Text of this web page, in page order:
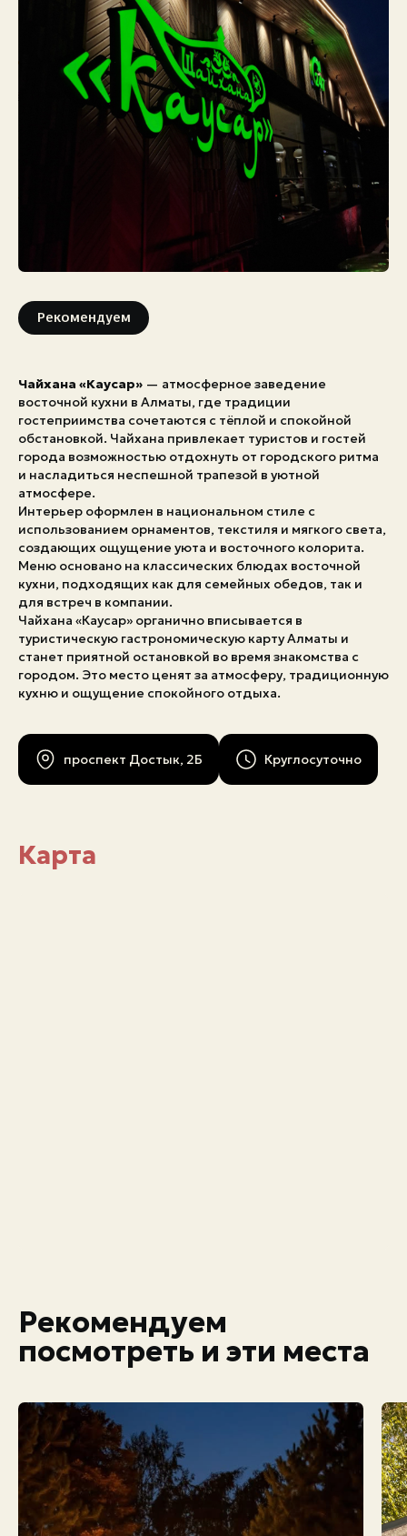
Рекомендуем
Чайхана «Каусар» — атмосферное заведение
восточной кухни в Алматы, где традиции
гостеприимства сочетаются с тёплой и спокойной
обстановкой. Чайхана привлекает туристов и гостей
города возможностью отдохнуть от городского ритма
и насладиться неспешной трапезой в уютной
атмосфере.
Интерьер оформлен в национальном стиле с
использованием орнаментов, текстиля и мягкого света,
создающих ощущение уюта и восточного колорита.
Меню основано на классических блюдах восточной
кухни, подходящих как для семейных обедов, так и
для встреч в компании.
Чайхана «Каусар» органично вписывается в
туристическую гастрономическую карту Алматы и
станет приятной остановкой во время знакомства с
городом. Это место ценят за атмосферу, традиционную
кухню и ощущение спокойного отдыха.
проспект Достык, 2Б Круглосуточно
Карта
Рекомендуем
посмотреть и эти места
Экстренные номера